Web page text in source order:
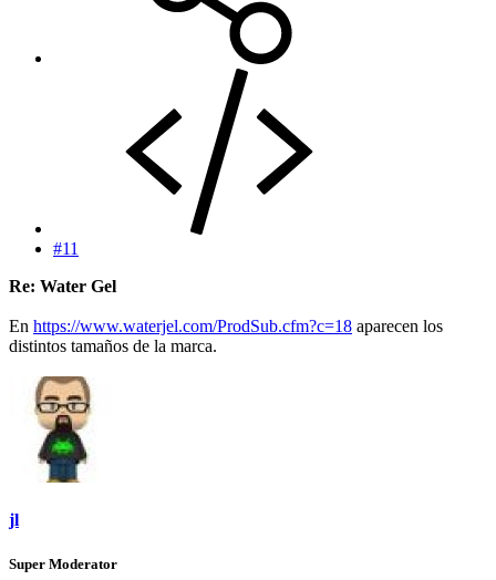
#11
Re: Water Gel
En https://www.waterjel.com/ProdSub.cfm?c=18 aparecen los
distintos tamaños de la marca.
jl
Super Moderator